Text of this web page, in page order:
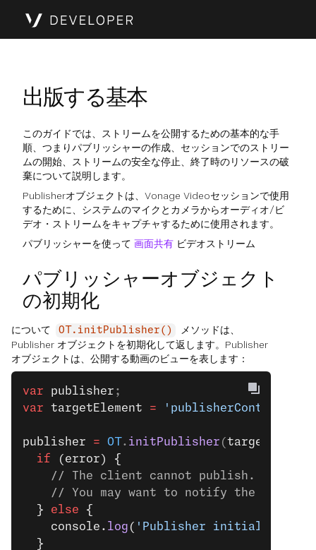
出版する基本
このガイドでは、ストリームを公開するための基本的な手
順、つまりパブリッシャーの作成、セッションでのストリー
ムの開始、ストリームの安全な停止、終了時のリソースの破
棄について説明します。
Publisherオブジェクトは、Vonage Videoセッションで使用
するために、システムのマイクとカメラからオーディオ/ビ
デオ・ストリームをキャプチャするために使用されます。
パブリッシャーを使って 画面共有 ビデオストリーム
パブリッシャーオブジェクト
の初期化
について OT.initPublisher()
メソッドは、
Publisher オブジェクトを初期化して返します。Publisher
オブジェクトは、公開する動画のビューを表します：
var publisher ;
var targetElement = 'publisherContainer'
publisher = OT. initPublisher (
  if
(error) {
    // The client cannot publish.
    // You may want to notify the user.
  }
else {
    console.
log ( 'Publisher initialized.'
  }